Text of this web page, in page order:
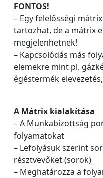
FONTOS!
– Egy felelősségi
tartozhat, de a mátrix
megjelenhetnek!
– Kapcsolódás más
elemekre mint pl.
égéstermék
A Mátrix kialakítása
– A Munkabizottság
folyamatokat
– Lefolyásuk szerint
résztvevőket (sorok)
– Meghatározza a